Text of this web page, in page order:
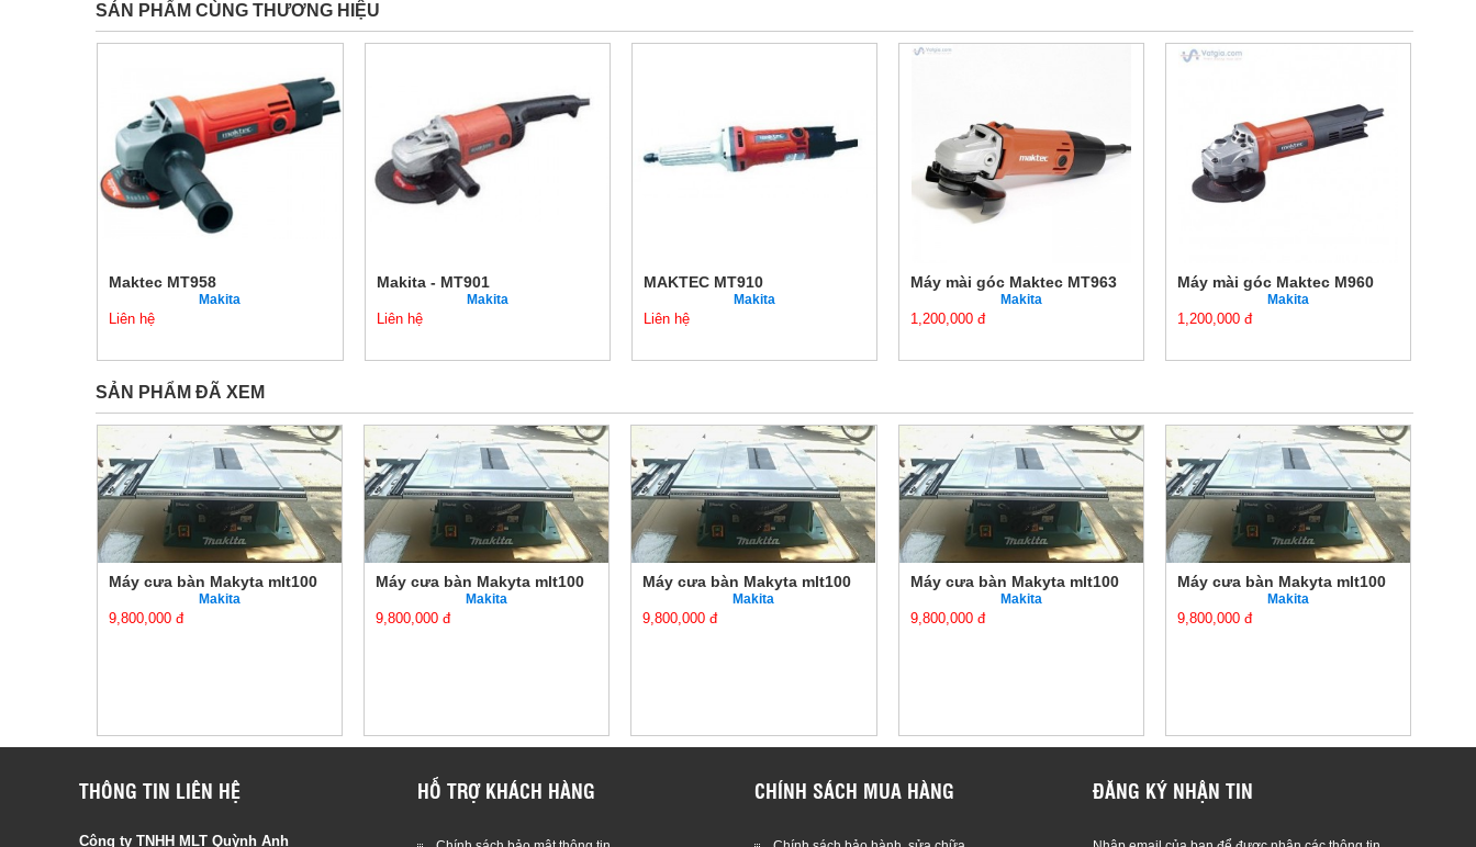
SẢN PHẨM CÙNG THƯƠNG HIỆU
Maktec MT958
Makita
Liên hệ
Makita - MT901
Makita
Liên hệ
MAKTEC MT910
Makita
Liên hệ
Máy mài góc Maktec MT963
Makita
1,200,000 đ
Máy mài góc Maktec M960
Makita
1,200,000 đ
SẢN PHẨM ĐÃ XEM
Máy cưa bàn Makyta mlt100
Makita
9,800,000 đ
Máy cưa bàn Makyta mlt100
Makita
9,800,000 đ
Máy cưa bàn Makyta mlt100
Makita
9,800,000 đ
Máy cưa bàn Makyta mlt100
Makita
9,800,000 đ
Máy cưa bàn Makyta mlt100
Makita
9,800,000 đ
THÔNG TIN LIÊN HỆ
Công ty TNHH MLT Quỳnh Anh
HỖ TRỢ KHÁCH HÀNG CHÍNH SÁCH MUA HÀNG ĐĂNG KÝ NHẬN TIN